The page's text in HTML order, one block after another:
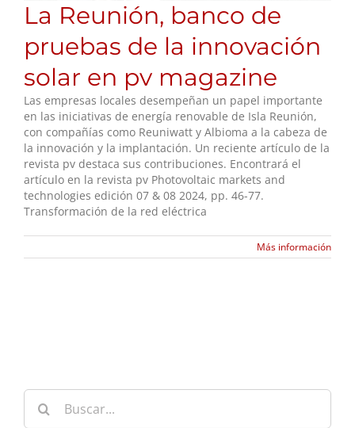
La Reunión, banco de
pruebas de la innovación
solar en pv magazine
Las empresas locales desempeñan un papel importante
en las iniciativas de energía renovable de Isla Reunión,
con compañías como Reuniwatt y Albioma a la cabeza de
la innovación y la implantación. Un reciente artículo de la
revista pv destaca sus contribuciones. Encontrará el
artículo en la revista pv Photovoltaic markets and
technologies edición 07 & 08 2024, pp. 46-77.
Transformación de la red eléctrica
Más información
Buscar: